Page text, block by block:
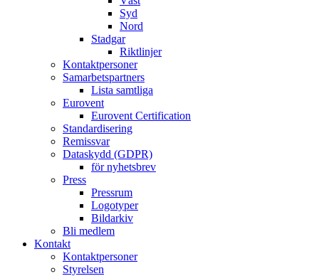
Syd
Nord
Stadgar
Riktlinjer
Kontaktpersoner
Samarbetspartners
Lista samtliga
Eurovent
Eurovent Certification
Standardisering
Remissvar
Dataskydd (GDPR)
för nyhetsbrev
Press
Pressrum
Logotyper
Bildarkiv
Bli medlem
Kontakt
Kontaktpersoner
Styrelsen